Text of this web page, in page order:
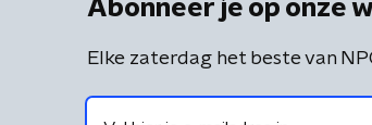
Abonneer je op onze
Elke zaterdag het beste van